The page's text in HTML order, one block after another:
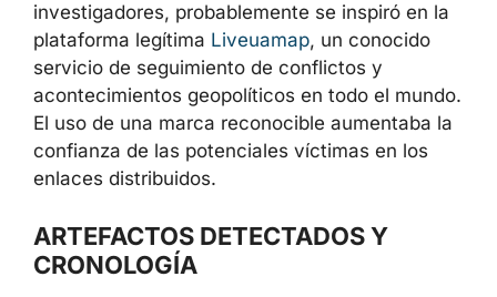
investigadores, probablemente se inspiró en la
plataforma legítima Liveuamap, un conocido
servicio de seguimiento de conflictos y
acontecimientos geopolíticos en todo el mundo.
El uso de una marca reconocible aumentaba la
confianza de las potenciales víctimas en los
enlaces distribuidos.
ARTEFACTOS DETECTADOS Y
CRONOLOGÍA